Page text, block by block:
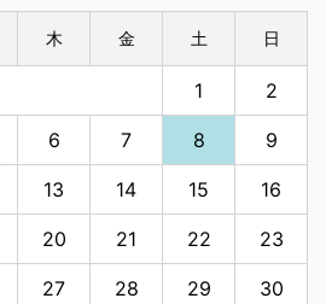
木 金 土 日
1 2
6 7 8 9
13 14 15 16
20 21 22 23
27 28 29 30